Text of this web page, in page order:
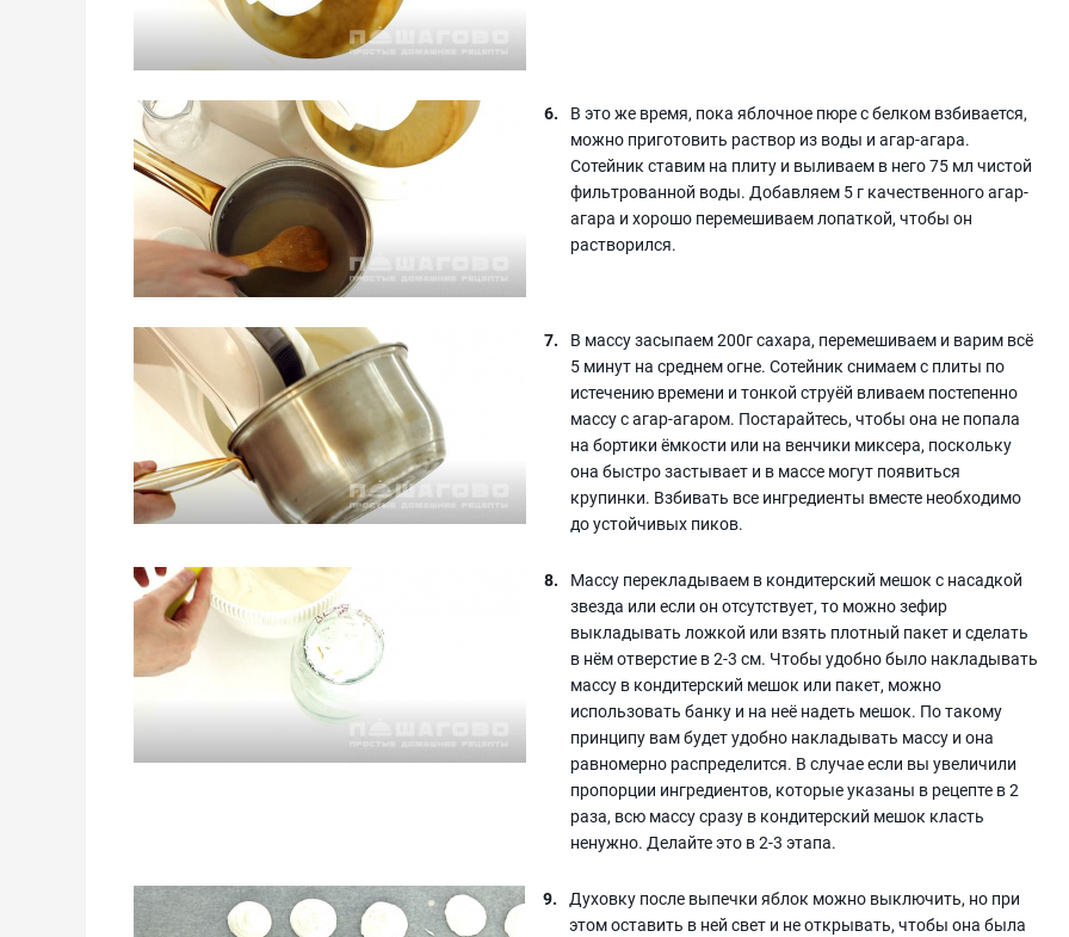
В это же время, пока яблочное пюре с белком взбивается,
можно приготовить раствор из воды и агар-агара.
Сотейник ставим на плиту и выливаем в него 75 мл чистой
фильтрованной воды. Добавляем 5 г качественного агар-
агара и хорошо перемешиваем лопаткой, чтобы он
растворился.
В массу засыпаем 200г сахара, перемешиваем и варим всё
5 минут на среднем огне. Сотейник снимаем с плиты по
истечению времени и тонкой струёй вливаем постепенно
массу с агар-агаром. Постарайтесь, чтобы она не попала
на бортики ёмкости или на венчики миксера, поскольку
она быстро застывает и в массе могут появиться
крупинки. Взбивать все ингредиенты вместе необходимо
до устойчивых пиков.
Массу перекладываем в кондитерский мешок с насадкой
звезда или если он отсутствует, то можно зефир
выкладывать ложкой или взять плотный пакет и сделать
в нём отверстие в 2-3 см. Чтобы удобно было накладывать
массу в кондитерский мешок или пакет, можно
использовать банку и на неё надеть мешок. По такому
принципу вам будет удобно накладывать массу и она
равномерно распределится. В случае если вы увеличили
пропорции ингредиентов, которые указаны в рецепте в 2
раза, всю массу сразу в кондитерский мешок класть
ненужно. Делайте это в 2-3 этапа.
Духовку после выпечки яблок можно выключить, но при
этом оставить в ней свет и не открывать, чтобы она была